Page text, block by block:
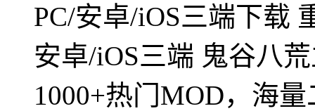
PC/安卓/iOS三端下载
安卓/iOS三端 鬼谷八
1000+热门MOD，海